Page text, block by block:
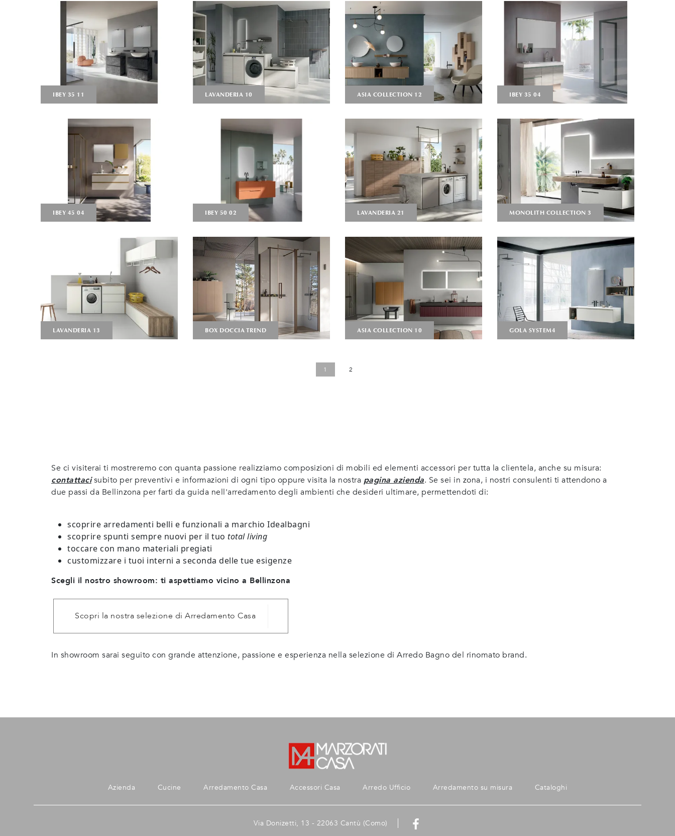
IBEY 35 11 LAVANDERIA 10 ASIA COLLECTION 12 IBEY 35 04
IBEY 45 04 IBEY 50 02 LAVANDERIA 21 MONOLITH COLLECTION 3
LAVANDERIA 13 BOX DOCCIA TREND ASIA COLLECTION 10 GOLA SYSTEM4
1 2
Se ci visiterai ti mostreremo con quanta passione realizziamo composizioni di mobili ed elementi accessori per tutta la clientela, anche su misura:
contattacisubito per preventivi e informazioni di ogni tipo oppure visita la nostra pagina azienda. Se sei in zona, i nostri consulenti ti attendono a
due passi da Bellinzona per farti da guida nell'arredamento degli ambienti che desideri ultimare, permettendoti di:
scoprire arredamenti belli e funzionali a marchio Idealbagni
scoprire spunti sempre nuovi per il tuo total living
toccare con mano materiali pregiati
customizzare i tuoi interni a seconda delle tue esigenze
Scegli il nostro showroom: ti aspettiamo vicino a Bellinzona
Scopri la nostra selezione di Arredamento Casa
In showroom sarai seguito con grande attenzione, passione e esperienza nella selezione di Arredo Bagno del rinomato brand.
Azienda Cucine Arredamento Casa Accessori Casa Arredo Ufficio Arredamento su misura Cataloghi
Via Donizetti, 13 - 22063 Cantù (Como)